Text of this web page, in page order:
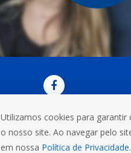
OUVIDORIA
Rua do
Utilizamos cookies para
o nosso site. Ao navegar pelo
em nossa Política de Privacidade.